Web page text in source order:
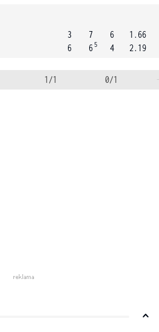
3
6
7
6 5
6
4
1.66
2.19
1/1 0/1